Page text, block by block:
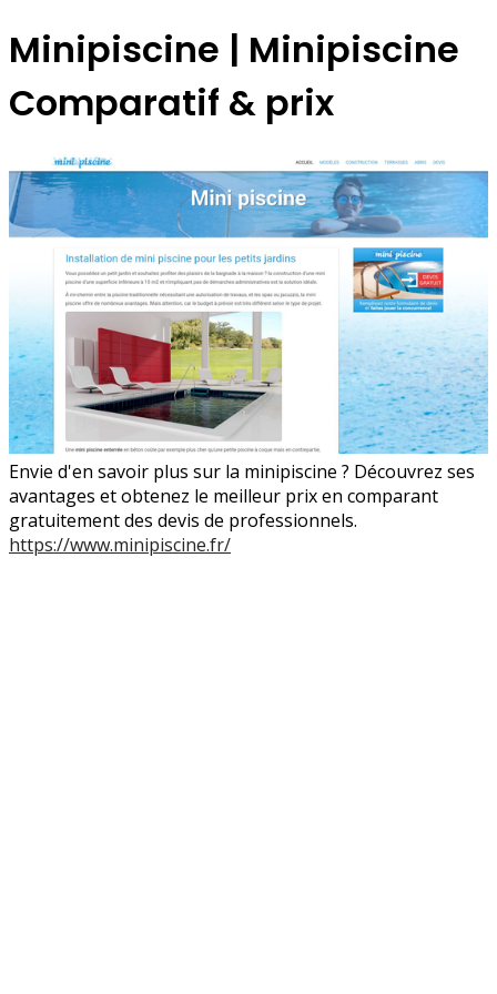
Minipiscine | Minipiscine
Comparatif & prix
Envie d'en savoir plus sur la minipiscine ? Découvrez ses
avantages et obtenez le meilleur prix en comparant
gratuitement des devis de professionnels.
https://www.minipiscine.fr/